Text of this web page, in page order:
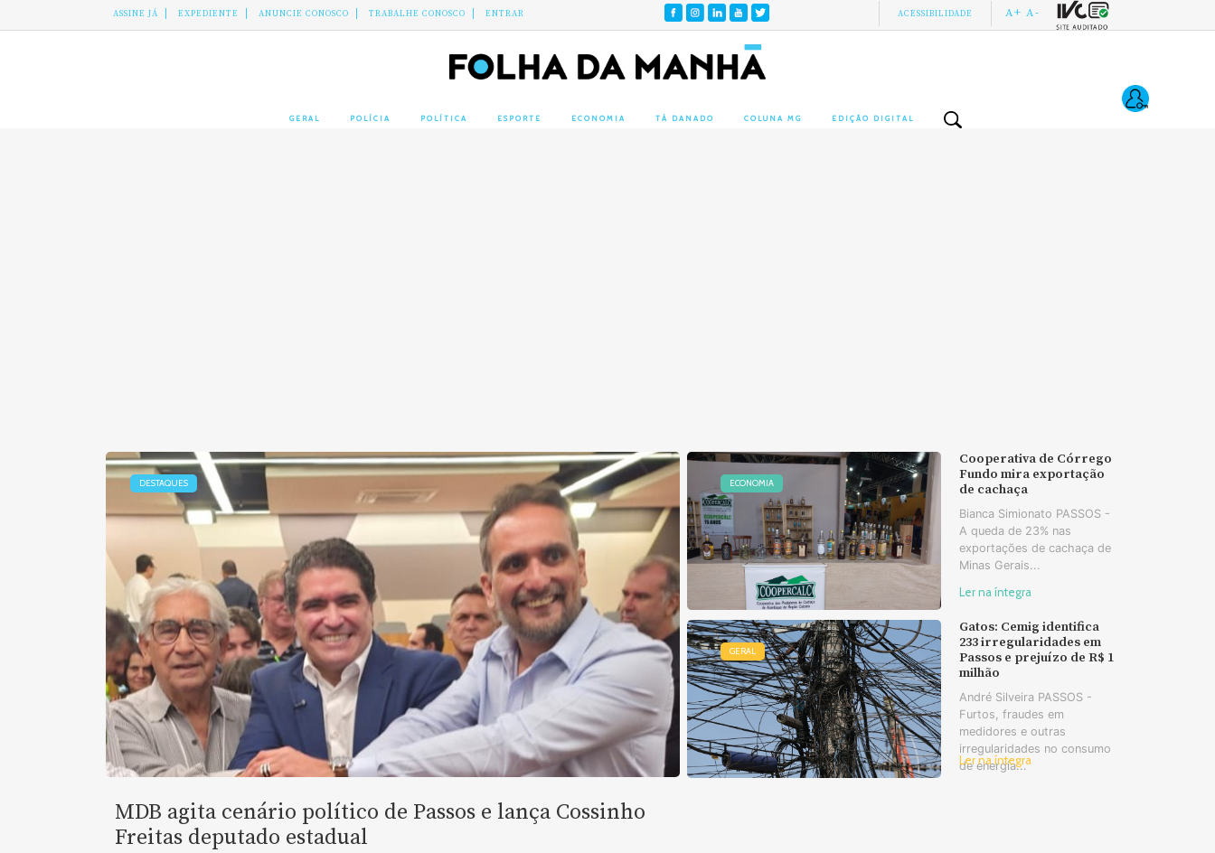
ASSINE JÁ EXPEDIENTE ANUNCIE CONOSCO TRABALHE CONOSCO ENTRAR ACESSIBILIDADE A+ A-
GERAL POLÍCIA POLÍTICA ESPORTE ECONOMIA TÁ DANADO COLUNA MG EDIÇÃO DIGITAL
DESTAQUES
MDB agita cenário político de Passos e lança Cossinho
Freitas deputado estadual
ECONOMIA
Cooperativa de Córrego
Fundo mira exportação
de cachaça
Bianca Simionato PASSOS -
A queda de 23% nas
exportações de cachaça de
Minas Gerais...
Ler na íntegra
GERAL
Gatos: Cemig identifica
233 irregularidades em
Passos e prejuízo de R$ 1
milhão
André Silveira PASSOS -
Furtos, fraudes em
medidores e outras
irregularidades no consumo
de energia...
Ler na íntegra